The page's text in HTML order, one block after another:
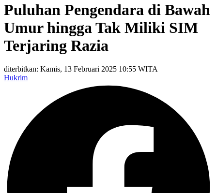
Puluhan Pengendara di Bawah
Umur hingga Tak Miliki SIM
Terjaring Razia
diterbitkan: Kamis, 13 Februari 2025 10:55 WITA
Hukrim